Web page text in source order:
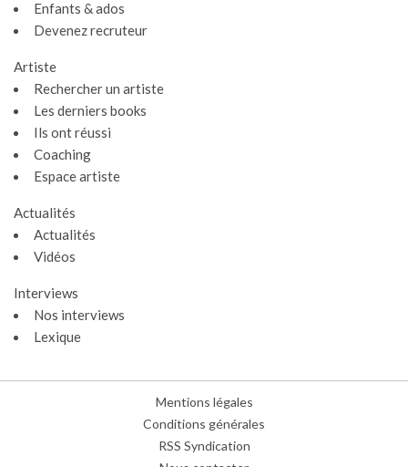
Enfants & ados
Devenez recruteur
Artiste
Rechercher un artiste
Les derniers books
Ils ont réussi
Coaching
Espace artiste
Actualités
Actualités
Vidéos
Interviews
Nos interviews
Lexique
Mentions légales
Conditions générales
RSS Syndication
Gestion des cookies
Nous utilisons des cookies qui facilitent l'utilisation du site,
améliorent la performance et la sécurité du site internet.
service.
À quoi servent ces cookies :